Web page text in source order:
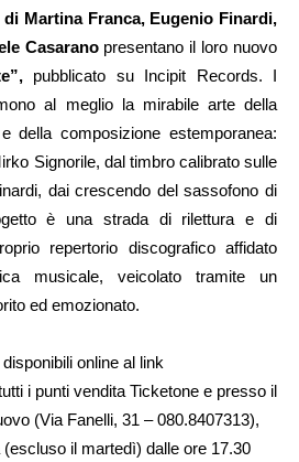
di Martina Franca, Eugenio Finardi,
Casaranopresentano il loro nuovo
pubblicato su Incipit Records. I
al meglio la mirabile arte della
della composizione estemporanea:
Signorile, dal timbro calibrato sulle
dai crescendo del sassofono di
è una strada di rilettura e di
repertorio discografico affidato
musicale, veicolato tramite un
ed emozionato.
online al link
i punti vendita Ticketone e presso il
(Via Fanelli, 31 – 080.8407313),
il martedì) dalle ore 17.30